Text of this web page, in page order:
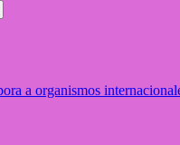
a organismos